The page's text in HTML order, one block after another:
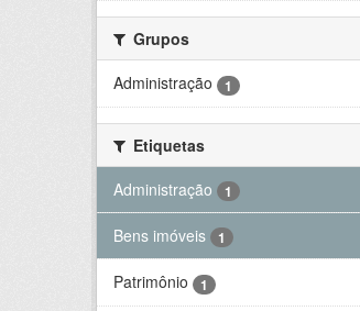
Grupos
Administração
1
Etiquetas
Administração
1
Bens imóveis 1
Patrimônio 1